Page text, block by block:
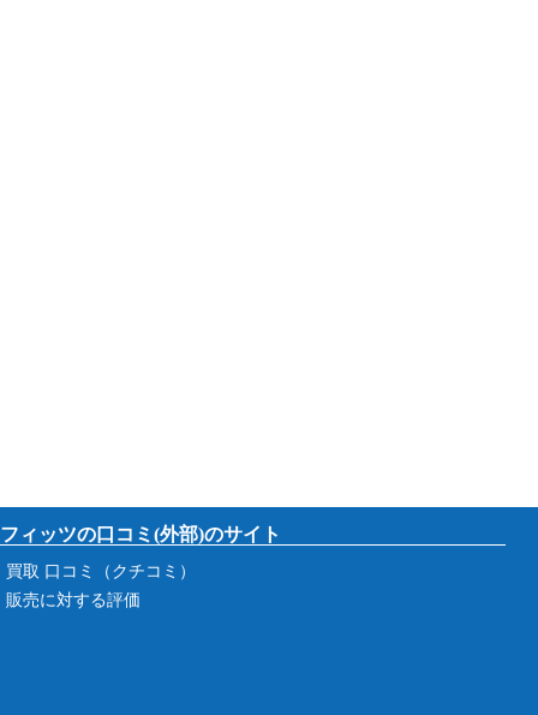
フィッツの口コミ(外部)のサイト
買取 口コミ（クチコミ）
販売に対する評価